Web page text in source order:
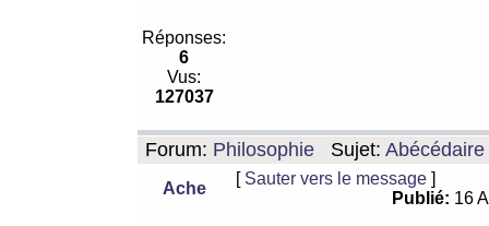
Réponses:
6
Vus:
127037
Forum: Philosophie Sujet: Abécédaire
Ache
[ Sauter vers le message ]
Publié: 16